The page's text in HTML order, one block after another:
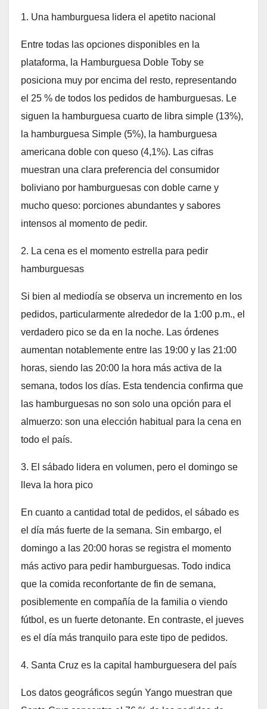
1. Una hamburguesa lidera el apetito nacional
Entre todas las opciones disponibles en la
plataforma, la Hamburguesa Doble Toby se
posiciona muy por encima del resto, representando
el 25 % de todos los pedidos de hamburguesas. Le
siguen la hamburguesa cuarto de libra simple (13%),
la hamburguesa Simple (5%), la hamburguesa
americana doble con queso (4,1%). Las cifras
muestran una clara preferencia del consumidor
boliviano por hamburguesas con doble carne y
mucho queso: porciones abundantes y sabores
intensos al momento de pedir.
2. La cena es el momento estrella para pedir
hamburguesas
Si bien al mediodía se observa un incremento en los
pedidos, particularmente alrededor de la 1:00 p.m., el
verdadero pico se da en la noche. Las órdenes
aumentan notablemente entre las 19:00 y las 21:00
horas, siendo las 20:00 la hora más activa de la
semana, todos los días. Esta tendencia confirma que
las hamburguesas no son solo una opción para el
almuerzo: son una elección habitual para la cena en
todo el país.
3. El sábado lidera en volumen, pero el domingo se
lleva la hora pico
En cuanto a cantidad total de pedidos, el sábado es
el día más fuerte de la semana. Sin embargo, el
domingo a las 20:00 horas se registra el momento
más activo para pedir hamburguesas. Todo indica
que la comida reconfortante de fin de semana,
posiblemente en compañía de la familia o viendo
fútbol, es un fuerte detonante. En contraste, el jueves
es el día más tranquilo para este tipo de pedidos.
4. Santa Cruz es la capital hamburguesera del país
Los datos geográficos según Yango muestran que